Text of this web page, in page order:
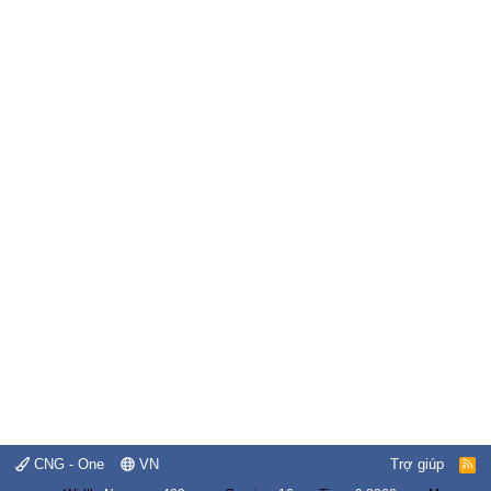
CNG - One VN Trợ giúp
R